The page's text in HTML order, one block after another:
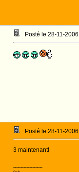
Posté le 28-11-
Posté le 28-11-
3 maintenant!
--------------------